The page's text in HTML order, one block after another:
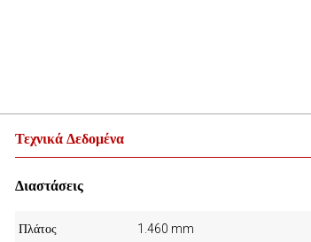
Τεχνικά Δεδομένα
Διαστάσεις
Πλάτος 1.460 mm